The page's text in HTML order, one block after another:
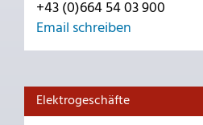
+43 (0)664 54 03 900
Email schreiben
Elektrogeschäfte